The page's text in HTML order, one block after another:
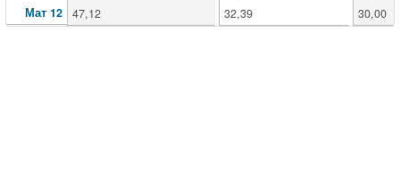
Мат 12
47,12
32,39
30,00